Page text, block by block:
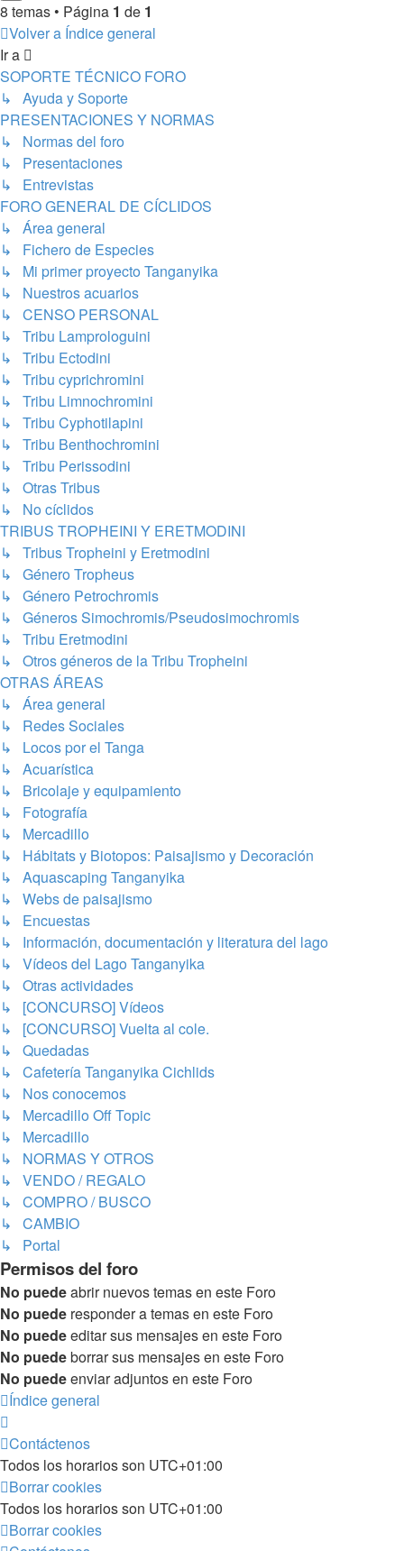
8 temas • Página 1 de 1
Volver a Índice general
Ir a
SOPORTE TÉCNICO FORO
↳ Ayuda y Soporte
PRESENTACIONES Y NORMAS
↳ Normas del foro
↳ Presentaciones
↳ Entrevistas
FORO GENERAL DE CÍCLIDOS
↳ Área general
↳ Fichero de Especies
↳ Mi primer proyecto Tanganyika
↳ Nuestros acuarios
↳ CENSO PERSONAL
↳ Tribu Lamprologuini
↳ Tribu Ectodini
↳ Tribu cyprichromini
↳ Tribu Limnochromini
↳ Tribu Cyphotilapini
↳ Tribu Benthochromini
↳ Tribu Perissodini
↳ Otras Tribus
↳ No cíclidos
TRIBUS TROPHEINI Y ERETMODINI
↳ Tribus Tropheini y Eretmodini
↳ Género Tropheus
↳ Género Petrochromis
↳ Géneros Simochromis/Pseudosimochromis
↳ Tribu Eretmodini
↳ Otros géneros de la Tribu Tropheini
OTRAS ÁREAS
↳ Área general
↳ Redes Sociales
↳ Locos por el Tanga
↳ Acuarística
↳ Bricolaje y equipamiento
↳ Fotografía
↳ Mercadillo
↳ Hábitats y Biotopos: Paisajismo y Decoración
↳ Aquascaping Tanganyika
↳ Webs de paisajismo
↳ Encuestas
↳ Información, documentación y literatura del lago
↳ Vídeos del Lago Tanganyika
↳ Otras actividades
↳ [CONCURSO] Vídeos
↳ [CONCURSO] Vuelta al cole.
↳ Quedadas
↳ Cafetería Tanganyika Cichlids
↳ Nos conocemos
↳ Mercadillo Off Topic
↳ Mercadillo
↳ NORMAS Y OTROS
↳ VENDO / REGALO
↳ COMPRO / BUSCO
↳ CAMBIO
↳ Portal
Permisos del foro
No puedeabrir nuevos temas en este Foro
No puede responder a temas en este Foro
No puedeeditar sus mensajes en este Foro
No puedeborrar sus mensajes en este Foro
No puedeenviar adjuntos en este Foro
Índice general
Contáctenos
Todos los horarios son UTC+01:00
Borrar cookies
Todos los horarios son UTC+01:00
Borrar cookies